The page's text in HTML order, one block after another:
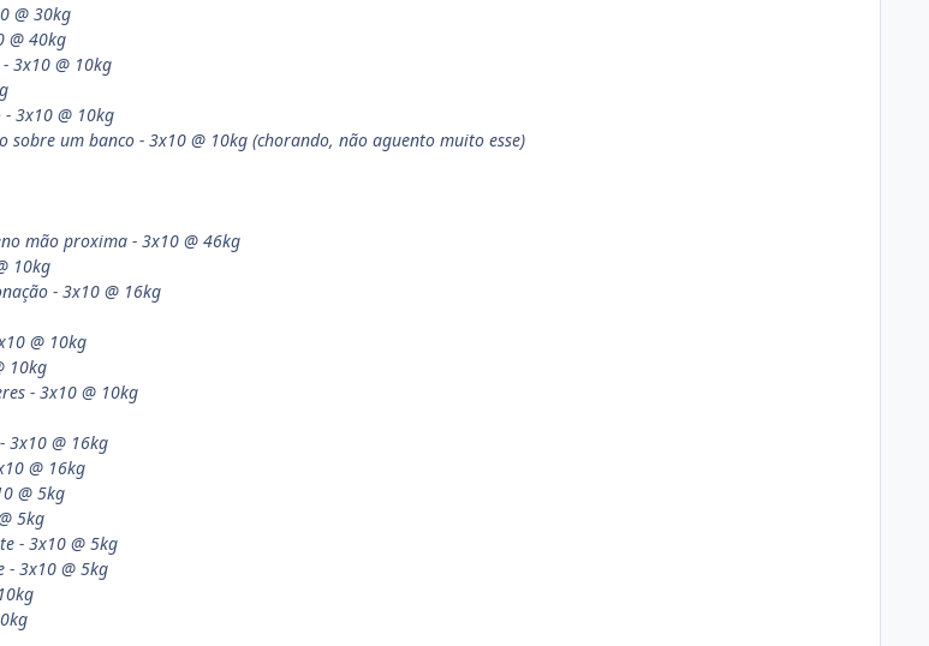
@ 30kg
@ 40kg
3x10 @ 10kg
3x10 @ 10kg
um banco - 3x10 @ 10kg (chorando, não aguento muito esse)
mão proxima - 3x10 @ 46kg
10kg
- 3x10 @ 16kg
@ 10kg
10kg
- 3x10 @ 10kg
3x10 @ 16kg
@ 16kg
@ 5kg
5kg
- 3x10 @ 5kg
- 3x10 @ 5kg